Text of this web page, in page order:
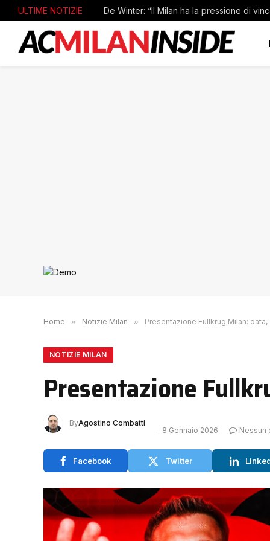
ULTIME NOTIZIE
Home » Notizie Milan » Presentazione Fullkrug Milan:
NOTIZIE MILAN
Presentazione
ByAgostino Combatti
8 Gennaio 2026
Nessun
Facebook Twitter